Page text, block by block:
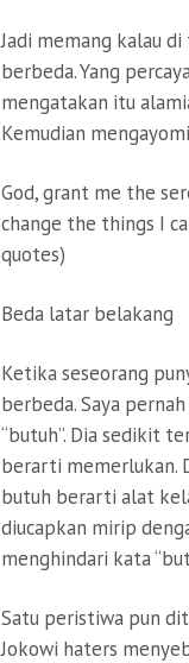
Jadi memang kalau
berbeda. Yang
mengatakan itu
Kemudian
God, grant me the
change the things I
quotes)
Beda latar belakang
Ketika seseorang
berbeda. Saya
“butuh”. Dia sedikit
berarti memerlukan.
butuh berarti alat
diucapkan mirip
menghindari kata
Satu peristiwa pun
Jokowi haters